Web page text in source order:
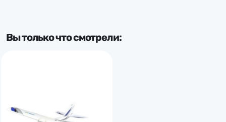
Вы только что смотрели: